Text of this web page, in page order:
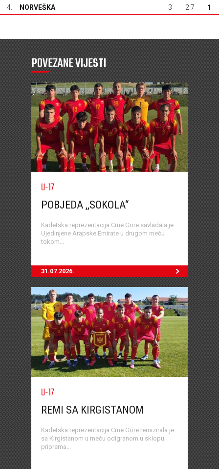
4. NORVEŠKA 3 2:7 1
POVEZANE VIJESTI
U-17
POBJEDA ,,SOKOLA“
Kadetska reprezentacija Crne Gore savladala je
Ujedinjene Arapske Emirate u drugom meču
tokom...
31.07.2026.
U-17
REMI SA KIRGISTANOM
Kadetska reprezentacija Crne Gore remizirala je
sa Kirgistanom u meču odigranom u sklopu
priprema...